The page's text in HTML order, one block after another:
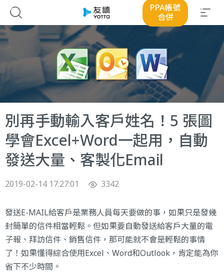
PPA帳號
合併
別再手動輸入客戶姓名！5 張圖
學會Excel+Word一起用，自動
發送大量、客製化Email
2019-02-14 17:27:01 3342
發送E-MAIL給客戶是業務人員每天要做的事，如果只是發幾
封簡單的信件相當輕鬆。但如果要自動發送給客戶大量的電
子報、拜訪信件、銷售信件，那可能就不會是輕鬆的事情
了！如果懂得綜合使用Excel、Word和Outlook，肯定能為你
省下不少時間。